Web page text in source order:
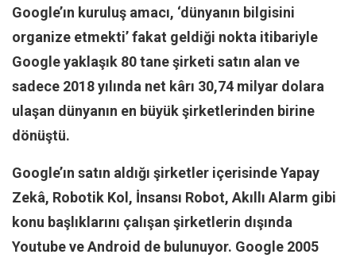
Mahmut Toptaş
Yvonne Ridley
Barış Tarımcıoğlu
Ömer Kayani
Yusuf Armağan
Leyla Şerif Emin
Selçuk Türkyılmaz
Mehmet Ali Tekin
Abir E. Nahas
Google’ın kuruluş amacı, ‘dünyanın bilgisini
organize etmekti’ fakat geldiği nokta itibariyle
Google yaklaşık 80 tane şirketi satın alan ve
sadece 2018 yılında net kârı 30,74 milyar dolara
ulaşan dünyanın en büyük şirketlerinden birine
dönüştü.
Google’ın satın aldığı şirketler içerisinde Yapay
Zekâ, Robotik Kol, İnsansı Robot, Akıllı Alarm gibi
konu başlıklarını çalışan şirketlerin dışında
Youtube ve Android de bulunuyor. Google 2005